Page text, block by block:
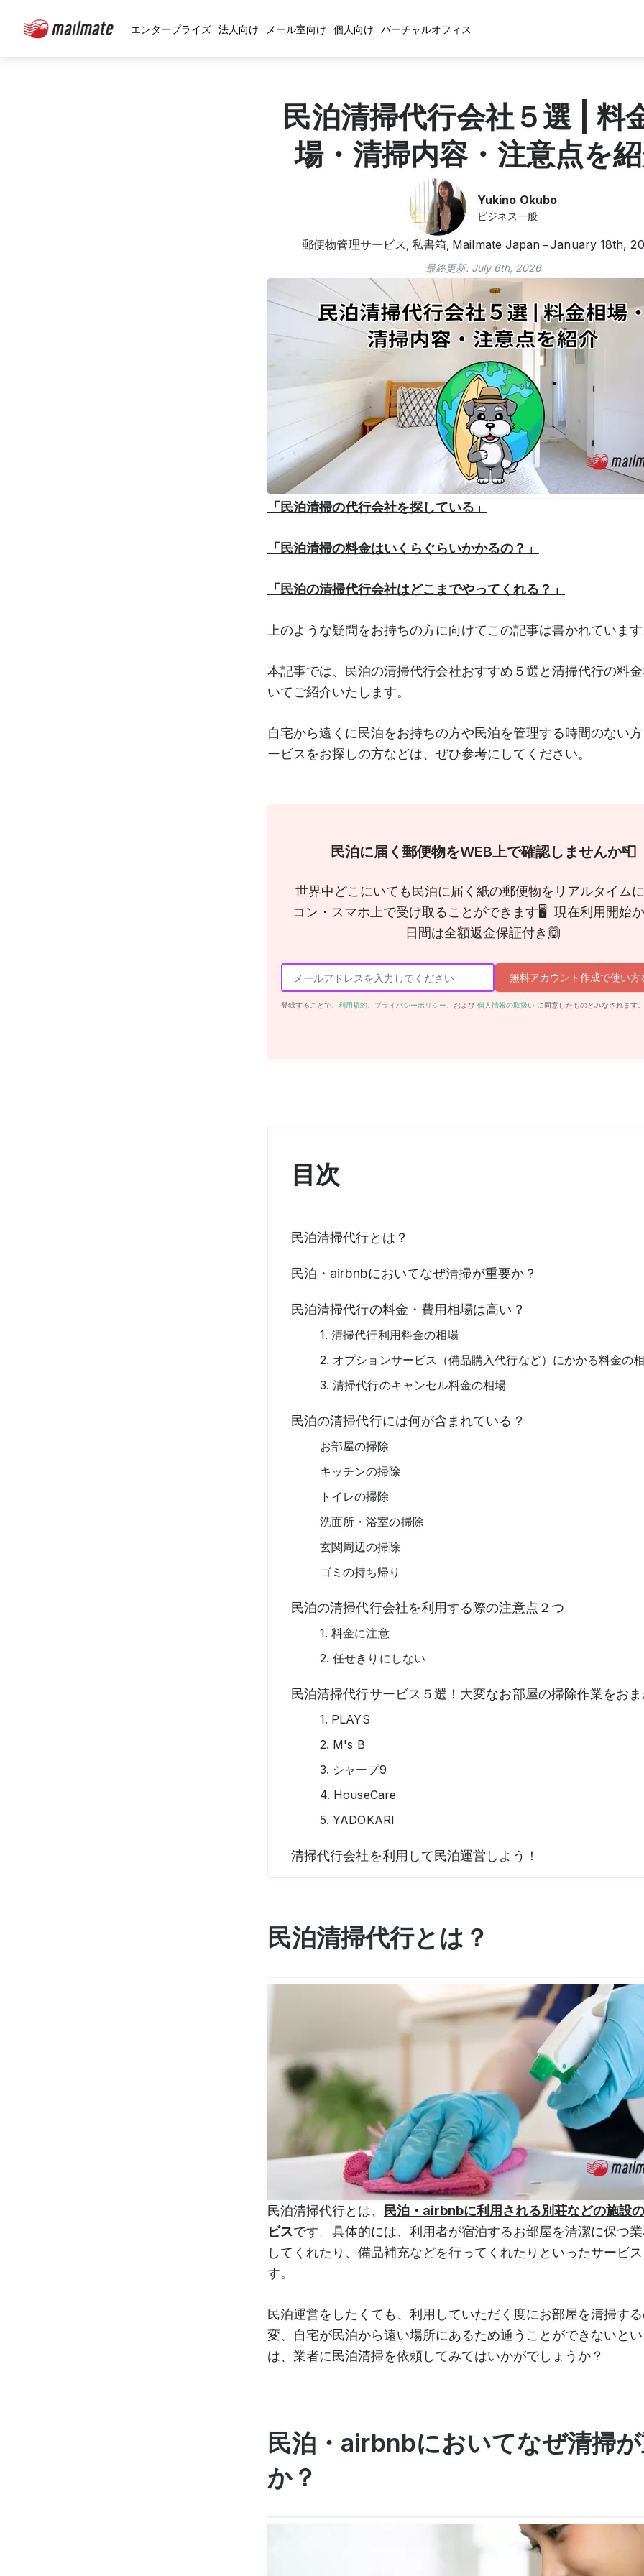
エンタープライズ 法人向け メール室向け 個人向け バーチャルオフィス
民泊清掃代行会社５選 | 料
場・清掃内容・注意点を
Yukino Okubo
ビジネス一般
郵便物管理サービス 私書箱 Mailmate Japan January 18th,
最終更新: July 6th, 2026
「民泊清掃の代行会社を探している」
「民泊清掃の料金はいくらぐらいかかるの？」
「民泊の清掃代行会社はどこまでやってくれる？」
上のような疑問をお持ちの方に向けてこの記事は書かれていま
本記事では、民泊の清掃代行会社おすすめ５選と清掃代行の料
いてご紹介いたします。
自宅から遠くに民泊をお持ちの方や民泊を管理する時間のない
ービスをお探しの方などは、ぜひ参考にしてください。
民泊に届く郵便物をWEB上で確認しませんか📮
世界中どこにいても民泊に届く紙の郵便物をリアルタイム
コン・スマホ上で受け取ることができます🖥 現在利用開始
日間は全額返金保証付き🙆
無料アカウント作成で使い方
登録することで、 利用規約、 プライバシーポリシー 、および 個人情報の取扱いに同意したものとみなされます。
目次
民泊清掃代行とは？
民泊・airbnbにおいてなぜ清掃が重要か？
民泊清掃代行の料金・費用相場は高い？
1. 清掃代行利用料金の相場
2. オプションサービス（備品購入代行など）にかかる料金の
3. 清掃代行のキャンセル料金の相場
民泊の清掃代行には何が含まれている？
お部屋の掃除
キッチンの掃除
トイレの掃除
洗面所・浴室の掃除
玄関周辺の掃除
ゴミの持ち帰り
民泊の清掃代行会社を利用する際の注意点２つ
1. 料金に注意
2. 任せきりにしない
民泊清掃代行サービス５選！大変なお部屋の掃除作業をお
1. PLAYS
2. M's B
3. シャープ9
4. HouseCare
5. YADOKARI
清掃代行会社を利用して民泊運営しよう！
民泊清掃代行とは？
民泊清掃代行とは、
民泊・airbnbに利用される別荘などの施設
ビスです。具体的には、利用者が宿泊するお部屋を清潔に保つ
してくれたり、備品補充などを行ってくれたりといったサービ
す。
民泊運営をしたくても、利用していただく度にお部屋を清掃す
変、自宅が民泊から遠い場所にあるため通うことができないと
は、業者に民泊清掃を依頼してみてはいかがでしょうか？
民泊・airbnbにおいてなぜ清掃
か？